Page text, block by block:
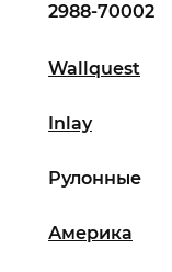
2988-70002
Wallquest
Inlay
Америка
Рулонные